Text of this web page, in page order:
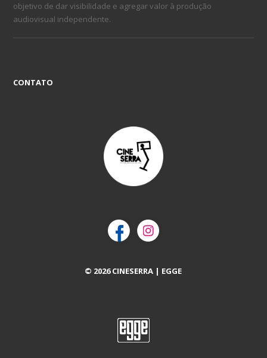
objetivo de dar visibilidade e agregar valor à produção
audiovisual independente.
CONTATO
© 2026 CINESERRA | EGGE